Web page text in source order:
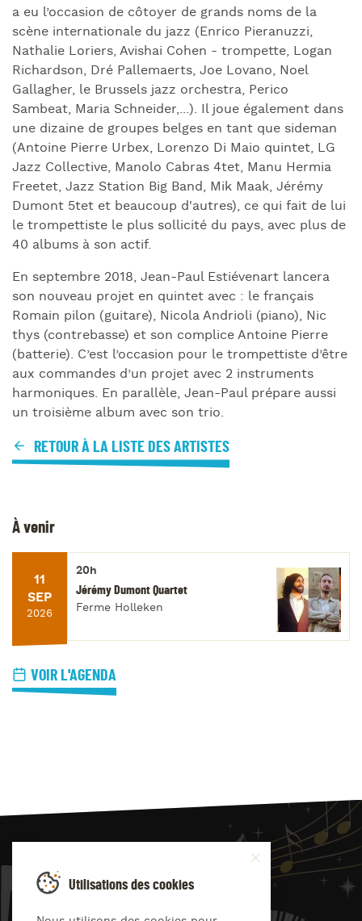
a eu l’occasion de côtoyer de grands noms de la
scène internationale du jazz (Enrico Pieranuzzi,
Nathalie Loriers, Avishai Cohen - trompette, Logan
Richardson, Dré Pallemaerts, Joe Lovano, Noel
Gallagher, le Brussels jazz orchestra, Perico
Sambeat, Maria Schneider,...). Il joue également dans
une dizaine de groupes belges en tant que sideman
(Antoine Pierre Urbex, Lorenzo Di Maio quintet, LG
Jazz Collective, Manolo Cabras 4tet, Manu Hermia
Freetet, Jazz Station Big Band, Mik Maak, Jérémy
Dumont 5tet et beaucoup d'autres), ce qui fait de lui
le trompettiste le plus sollicité du pays, avec plus de
40 albums à son actif.
En septembre 2018, Jean-Paul Estiévenart lancera
son nouveau projet en quintet avec : le français
Romain pilon (guitare), Nicola Andrioli (piano), Nic
thys (contrebasse) et son complice Antoine Pierre
(batterie). C’est l’occasion pour le trompettiste d’être
aux commandes d’un projet avec 2 instruments
harmoniques. En parallèle, Jean-Paul prépare aussi
un troisième album avec son trio.
RETOUR À LA LISTE DES ARTISTES
À venir
11
SEP
2026
20h
Jérémy Dumont Quartet
Ferme Holleken
VOIR L'AGENDA
JAZZ4
Utilisations des cookies